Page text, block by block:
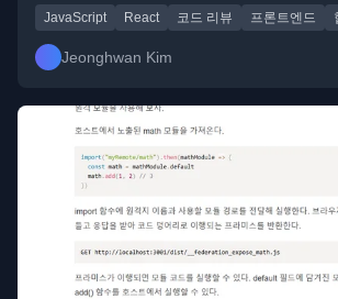
JavaScript React 코드 리뷰 프론트엔드
Jeonghwan Kim